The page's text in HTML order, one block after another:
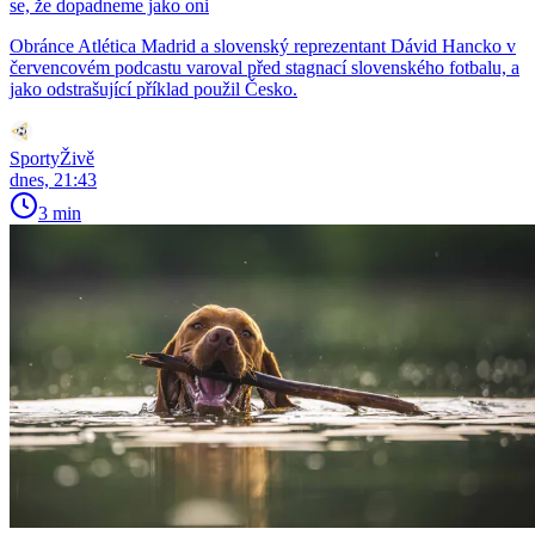
se, že dopadneme jako oni
Obránce Atlética Madrid a slovenský reprezentant Dávid Hancko v
červencovém podcastu varoval před stagnací slovenského fotbalu, a
jako odstrašující příklad použil Česko.
SportyŽivě
dnes, 21:43
3 min